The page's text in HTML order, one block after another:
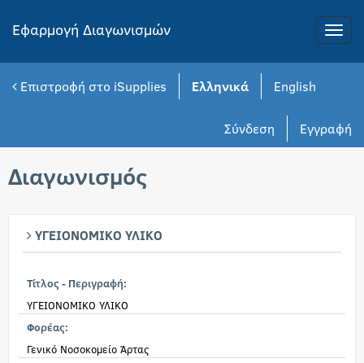
Toggle
Εφαρμογή Διαγωνισμών
Επιστροφή στο iSupplies Ελληνικά English
Εγγραφή
Σύνδεση
Διαγωνισμός
ΥΓΕΙΟΝΟΜΙΚΟ ΥΛΙΚΟ
Τίτλος - Περιγραφή:
ΥΓΕΙΟΝΟΜΙΚΟ ΥΛΙΚΟ
Φορέας:
Γενικό Νοσοκομείο Άρτας